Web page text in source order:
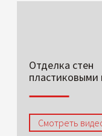
Отделка стен
пластиковыми
Смотреть